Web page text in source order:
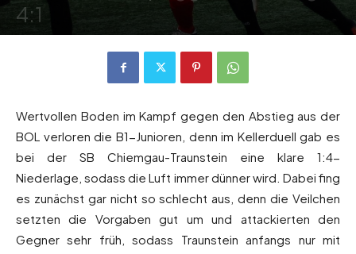
4:1
Wertvollen Boden im Kampf gegen den Abstieg aus der
BOL verloren die B1-Junioren, denn im Kellerduell gab es
bei der SB Chiemgau-Traunstein eine klare 1:4-
Niederlage, sodass die Luft immer dünner wird. Dabei fing
es zunächst gar nicht so schlecht aus, denn die Veilchen
setzten die Vorgaben gut um und attackierten den
Gegner sehr früh, sodass Traunstein anfangs nur mit